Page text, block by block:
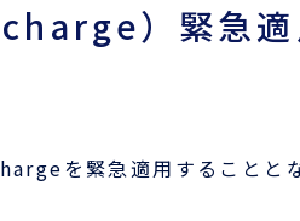
載貨物トレース
ログイン
）緊急
を緊急適用することと